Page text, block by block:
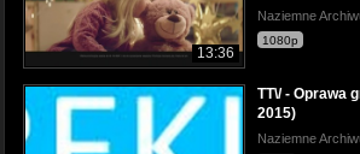
13:36
Naziemne
1080p
TT\/ - Oprawa
2015)
Naziemne